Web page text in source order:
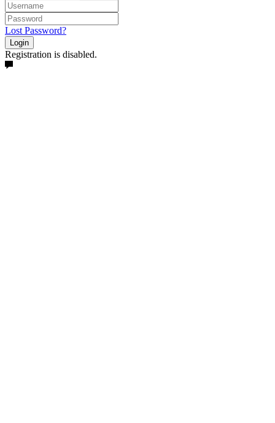
Lost Password?
Login
Registration is disabled.